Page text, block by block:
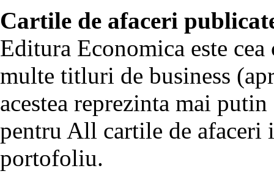
Cartile de afaceri
Editura Economica este
multe titluri de business
acestea reprezinta mai
pentru All cartile de afaceri
portofoliu.